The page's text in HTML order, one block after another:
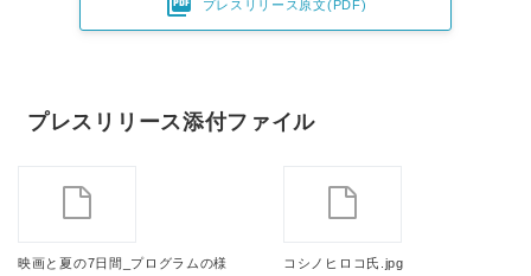
プレスリリース原文(PDF)
プレスリリース添付ファイル
映画と夏の7日間_プログラムの様
コシノヒロコ氏.jpg